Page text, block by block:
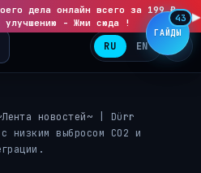
дела онлайн всего за 199 ₽
улучшению - Жми сюда !
▶
RU EN
новостей~
Dürr
низким выбросом CO2 и
ГАЙДЫ
43